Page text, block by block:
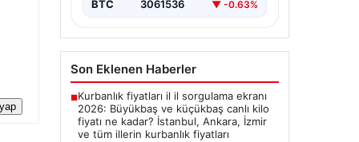
BTC 3061536 ▼ -0.63%
Son Eklenen Haberler
■Kurbanlık fiyatları il il sorgulama ekranı
2026: Büyükbaş ve küçükbaş canlı kilo
fiyatı ne kadar? İstanbul, Ankara, İzmir
ve tüm illerin kurbanlık fiyatları